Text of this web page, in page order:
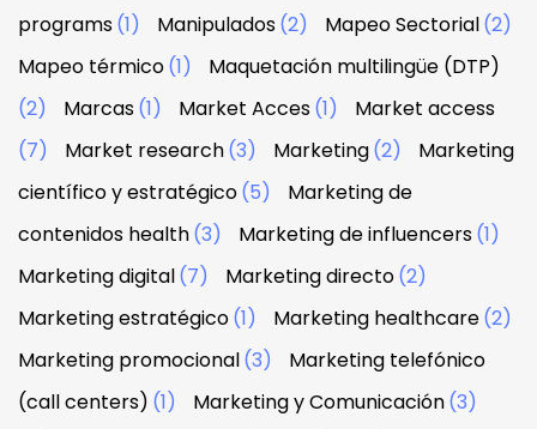
programs(1) Manipulados(2) Mapeo Sectorial(2)
Mapeo térmico(1)
Maquetación multilingüe (DTP)
(2)
Marcas(1) Market Acces(1)
Market access
(7)
Market research(3) Marketing(2)
Marketing
científico y estratégico(5)
Marketing de
contenidos health(3) Marketing de influencers(1)
Marketing digital(7) Marketing directo(2)
Marketing estratégico(1) Marketing healthcare(2)
Marketing promocional(3)
Marketing telefónico
(call centers) (1) Marketing y Comunicación(3)